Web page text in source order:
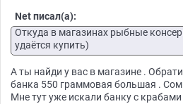
Net писал(а):
Откуда в магазинах рыбные
удаётся купить)
А ты найди у вас в магазине .
банка 550 граммовая большая . Сом
Мне тут уже искали банку с крабами